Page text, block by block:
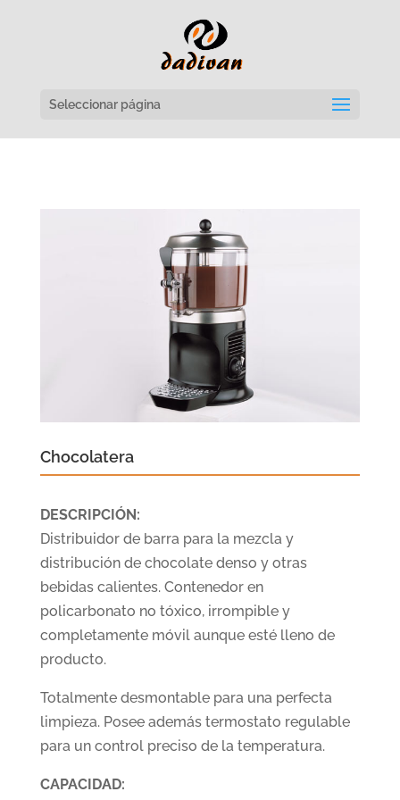
Seleccionar página
Chocolatera
DESCRIPCIÓN:
Distribuidor de barra para la mezcla y
distribución de chocolate denso y otras
bebidas calientes. Contenedor en
policarbonato no tóxico, irrompible y
completamente móvil aunque esté lleno de
producto.
Totalmente desmontable para una perfecta
limpieza. Posee además termostato regulable
para un control preciso de la temperatura.
CAPACIDAD: